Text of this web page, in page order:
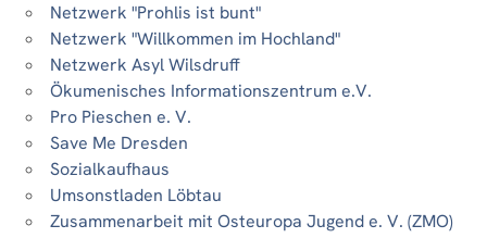
Netzwerk "Prohlis ist bunt"
Netzwerk "Willkommen im Hochland"
Netzwerk Asyl Wilsdruff
Ökumenisches Informationszentrum e.V.
Pro Pieschen e. V.
Save Me Dresden
Sozialkaufhaus
Umsonstladen Löbtau
Zusammenarbeit mit Osteuropa Jugend e. V. (ZMO)